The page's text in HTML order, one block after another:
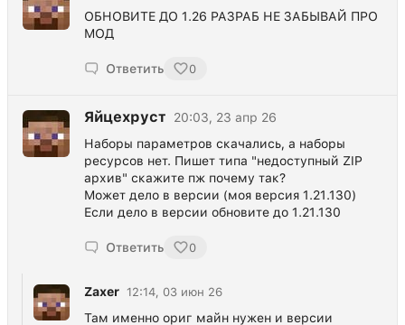
ОБНОВИТЕ ДО 1.26 РАЗРАБ НЕ ЗАБЫВАЙ ПРО
МОД
Ответить 0
Яйцехруст
20:03, 23 апр 26
Наборы параметров скачались, а наборы
ресурсов нет. Пишет типа "недоступный ZIP
архив" скажите пж почему так?
Может дело в версии (моя версия 1.21.130)
Если дело в версии обновите до 1.21.130
Ответить 0
Zaxer 12:14, 03 июн 26
Там именно ориг майн нужен и версии